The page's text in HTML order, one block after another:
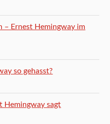
– Ernest Hemingway im
so gehasst?
Hemingway sagt